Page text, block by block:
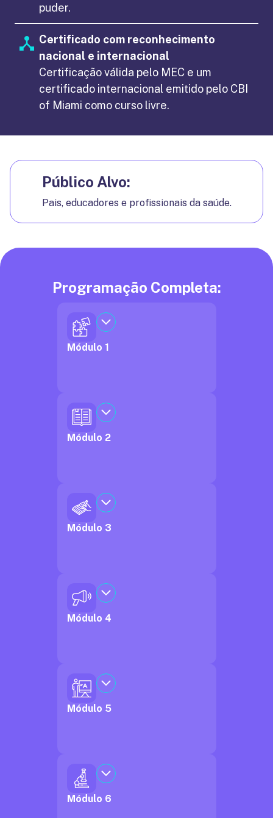
puder.
Certificado com reconhecimento
nacional e internacional
Certificação válida pelo MEC e um
certificado internacional emitido pelo CBI
of Miami como curso livre.
Público Alvo:
Pais, educadores e profissionais da saúde.
Programação Completa:
Módulo 1
Módulo 2
Módulo 3
Módulo 4
Módulo 5
Módulo 6